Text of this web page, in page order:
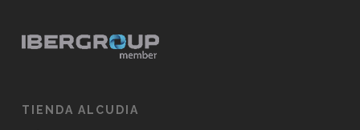
TIENDA ALCUDIA